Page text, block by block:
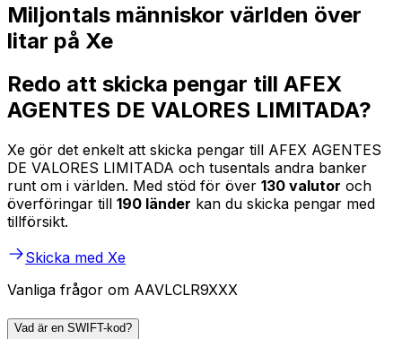
Miljontals människor världen över
litar på Xe
Redo att skicka pengar till AFEX
AGENTES DE VALORES LIMITADA?
Xe gör det enkelt att skicka pengar till AFEX AGENTES
DE VALORES LIMITADA och tusentals andra banker
runt om i världen. Med stöd för över 130 valutor och
överföringar till 190 länder kan du skicka pengar med
tillförsikt.
Skicka med Xe
Vanliga frågor om AAVLCLR9XXX
Vad är en SWIFT-kod?